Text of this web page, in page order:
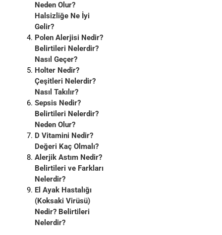
Neden Olur?
Halsizliğe Ne İyi
Gelir?
Polen Alerjisi Nedir?
Belirtileri Nelerdir?
Nasıl Geçer?
Holter Nedir?
Çeşitleri Nelerdir?
Nasıl Takılır?
Sepsis Nedir?
Belirtileri Nelerdir?
Neden Olur?
D Vitamini Nedir?
Değeri Kaç Olmalı?
Alerjik Astım Nedir?
Belirtileri ve Farkları
Nelerdir?
El Ayak Hastalığı
(Koksaki Virüsü)
Nedir? Belirtileri
Nelerdir?